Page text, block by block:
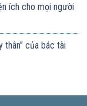
ích cho mọi người
thân” của bác tài